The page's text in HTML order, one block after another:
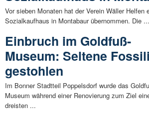
Vor sieben Monaten hat der Verein Wäller Helfen
Sozialkaufhaus in Montabaur übernommen. Die ...
Einbruch im Goldfuß-
Museum: Seltene
gestohlen
Im Bonner Stadtteil Poppelsdorf wurde das
Museum während einer Renovierung zum Ziel
dreisten ...